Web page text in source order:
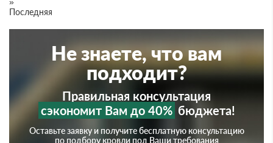
Последняя
Не знаете, что вам
подходит?
Правильная консультация
сэкономит Вам до 40% бюджета!
Оставьте заявку и получите бесплатную консультацию
по подбору кровли под Ваши требования